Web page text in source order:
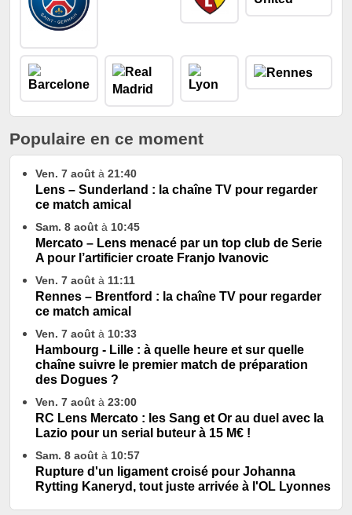
Populaire en ce moment
Ven. 7 août à 21:40
Lens – Sunderland : la chaîne TV pour regarder
ce match amical
Sam. 8 août à 10:45
Mercato – Lens menacé par un top club de Serie
A pour l’artificier croate Franjo Ivanovic
Ven. 7 août à 11:11
Rennes – Brentford : la chaîne TV pour regarder
ce match amical
Ven. 7 août à 10:33
Hambourg - Lille : à quelle heure et sur quelle
chaîne suivre le premier match de préparation
des Dogues ?
Ven. 7 août à 23:00
RC Lens Mercato : les Sang et Or au duel avec la
Lazio pour un serial buteur à 15 M€ !
Sam. 8 août à 10:57
Rupture d'un ligament croisé pour Johanna
Rytting Kaneryd, tout juste arrivée à l'OL Lyonnes